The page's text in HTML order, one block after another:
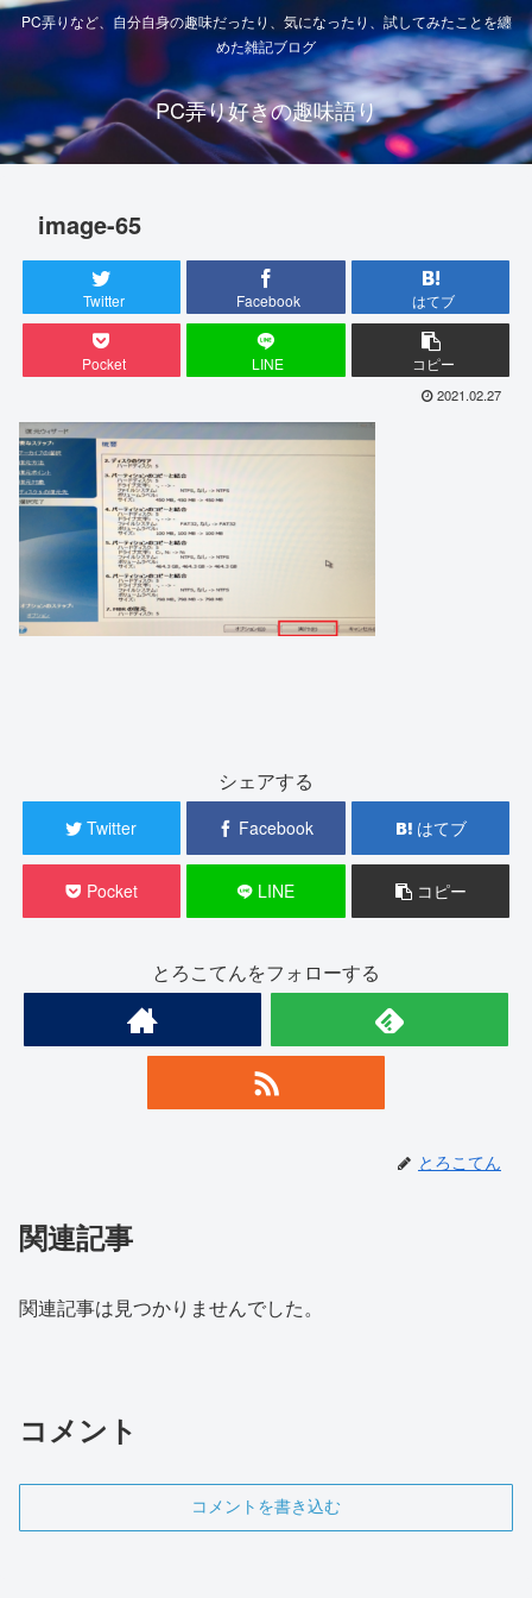
PC弄りなど、自分自身の趣味だったり、気になったり、試してみたことを纏
めた雑記ブログ
PC弄り好きの趣味語り
image-65
Twitter Facebook はてブ
Pocket LINE コピー
2021.02.27
シェアする
Twitter Facebook はてブ
Pocket LINE コピー
とろこてんをフォローする
とろこてん
関連記事
関連記事は見つかりませんでした。
コメント
コメントを書き込む